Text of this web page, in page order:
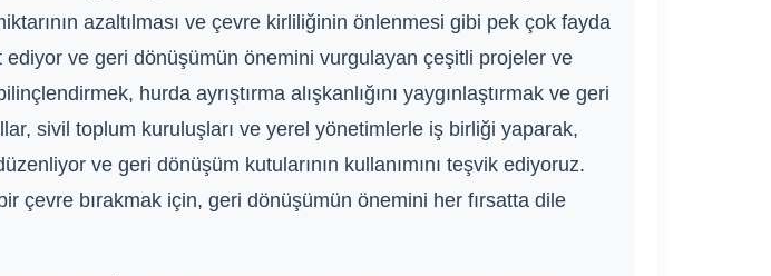
azaltılması ve çevre kirliliğinin önlenmesi gibi pek çok fayda
ve geri dönüşümün önemini vurgulayan çeşitli projeler ve
hurda ayrıştırma alışkanlığını yaygınlaştırmak ve geri
sivil toplum kuruluşları ve yerel yönetimlerle iş birliği yaparak,
ve geri dönüşüm kutularının kullanımını teşvik ediyoruz.
çevre bırakmak için, geri dönüşümün önemini her fırsatta dile